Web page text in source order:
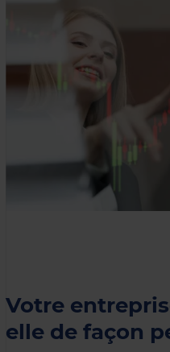
Votre
elle de façon